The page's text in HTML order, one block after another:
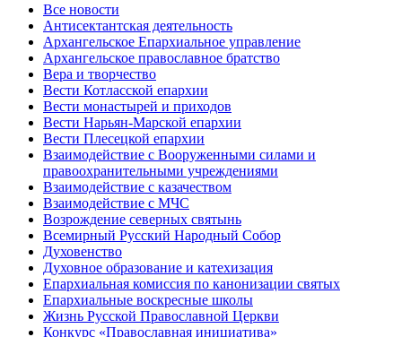
Все новости
Антисектантская деятельность
Архангельское Епархиальное управление
Архангельское православное братство
Вера и творчество
Вести Котласской епархии
Вести монастырей и приходов
Вести Нарьян-Марской епархии
Вести Плесецкой епархии
Взаимодействие с Вооруженными силами и
правоохранительными учреждениями
Взаимодействие с казачеством
Взаимодействие с МЧС
Возрождение северных святынь
Всемирный Русский Народный Собор
Духовенство
Духовное образование и катехизация
Епархиальная комиссия по канонизации святых
Епархиальные воскресные школы
Жизнь Русской Православной Церкви
Конкурс «Православная инициатива»